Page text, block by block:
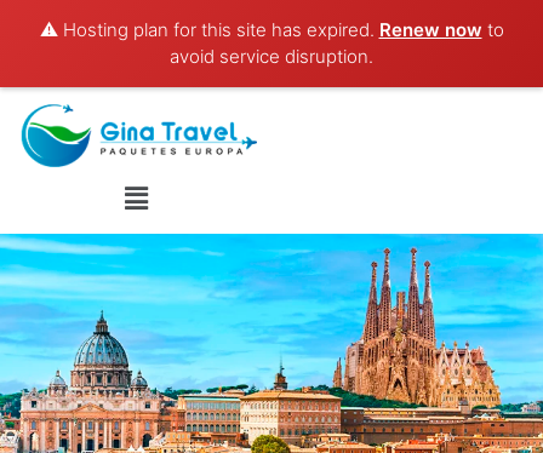
⚠️ Hosting plan for this site has expired. Renew now to
avoid service disruption.